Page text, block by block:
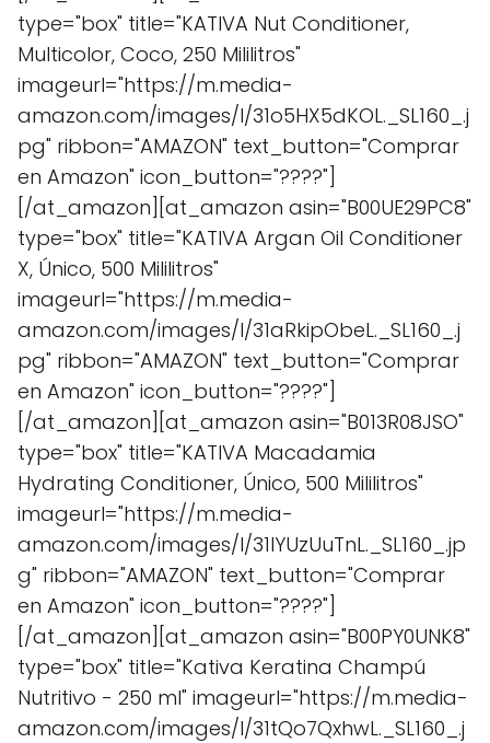
type="box" title="KATIVA Nut Conditioner,
Multicolor, Coco, 250 Mililitros"
imageurl="https://m.media-
amazon.com/images/I/31o5HX5dKOL._SL160_.j
pg" ribbon="AMAZON" text_button="Comprar
en Amazon" icon_button="????"]
[/at_amazon][at_amazon asin="B00UE29PC8"
type="box" title="KATIVA Argan Oil Conditioner
X, Único, 500 Mililitros"
imageurl="https://m.media-
amazon.com/images/I/31aRkipObeL._SL160_.j
pg" ribbon="AMAZON" text_button="Comprar
en Amazon" icon_button="????"]
[/at_amazon][at_amazon asin="B013R08JSO"
type="box" title="KATIVA Macadamia
Hydrating Conditioner, Único, 500 Mililitros"
imageurl="https://m.media-
amazon.com/images/I/31lYUzUuTnL._SL160_.jp
g" ribbon="AMAZON" text_button="Comprar
en Amazon" icon_button="????"]
[/at_amazon][at_amazon asin="B00PY0UNK8"
type="box" title="Kativa Keratina Champú
Nutritivo - 250 ml" imageurl="https://m.media-
amazon.com/images/I/31tQo7QxhwL._SL160_.j